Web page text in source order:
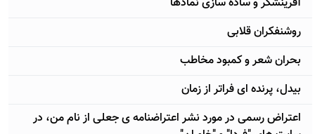
روشنفکران قلابی
بحران شعر و کمبود مخاطب
بیدل، پرنده ای فراتر از زمان
اعتراض رسمی در مورد نشر اعتراضنامه ی جعلی از نام من، در